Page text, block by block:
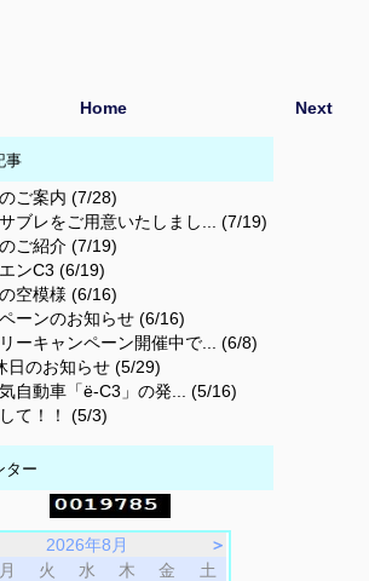
事
ご案内 (7/28)
ブレをご用意いたしまし... (7/19)
ご紹介 (7/19)
ンC3 (6/19)
空模様 (6/16)
ーンのお知らせ (6/16)
ーキャンペーン開催中で... (6/8)
日のお知らせ (5/29)
自動車「ë-C3」の発... (5/16)
て！！ (5/3)
ター
2026年8月
＞
月 火 水 木 金 土
Next
Home